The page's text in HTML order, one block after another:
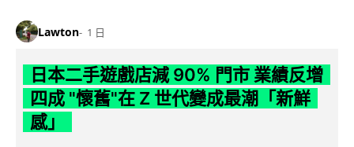
Lawton 1 日
日本二手遊戲店減 90% 門市 業績反增
四成 "懷舊"在 Z 世代變成最潮「新鮮
感」